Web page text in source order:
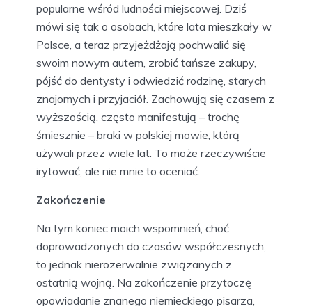
popularne wśród ludności miejscowej. Dziś
mówi się tak o osobach, które lata mieszkały w
Polsce, a teraz przyjeżdżają pochwalić się
swoim nowym autem, zrobić tańsze zakupy,
pójść do dentysty i odwiedzić rodzinę, starych
znajomych i przyjaciół. Zachowują się czasem z
wyższością, często manifestują – trochę
śmiesznie – braki w polskiej mowie, którą
używali przez wiele lat. To może rzeczywiście
irytować, ale nie mnie to oceniać.
Zakończenie
Na tym koniec moich wspomnień, choć
doprowadzonych do czasów współczesnych,
to jednak nierozerwalnie związanych z
ostatnią wojną. Na zakończenie przytoczę
opowiadanie znanego niemieckiego pisarza,